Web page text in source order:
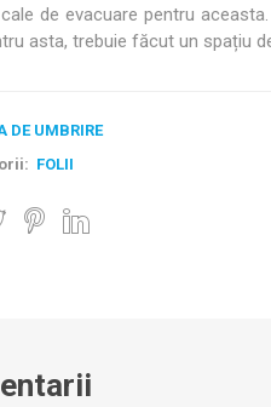
de evacuare pentru
asta, trebuie făcut un spațiu
DE UMBRIRE
FOLII